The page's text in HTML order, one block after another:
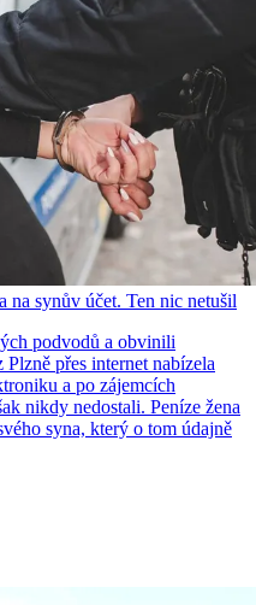
na synův účet. Ten nic netušil
podvodů a obvinili
přes internet nabízela
a po zájemcích
nikdy nedostali. Peníze žena
syna, který o tom údajně